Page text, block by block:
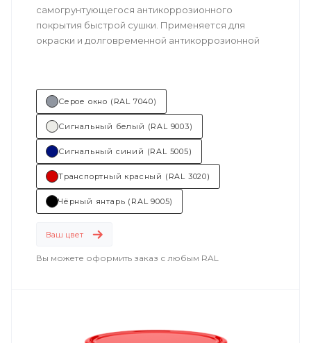
самогрунтующегося антикоррозионного
покрытия быстрой сушки. Применяется для
окраски и долговременной антикоррозионной
техники, общественного транспорта,
железнодорожного транспорта, а также других
металлических конструкций.
Техническое описаниепо ссылке
Состав (тип связующего): ПУ (полиуретановая).
Основные отрасли применения:
машиностроение
дорожно-строительная техника.
Серое окно (RAL 7040)
Сигнальный белый (RAL 9003)
Сигнальный синий (RAL 5005)
Транспортный красный (RAL 3020)
Чёрный янтарь (RAL 9005)
Ваш цвет
Вы можете оформить заказ с любым RAL